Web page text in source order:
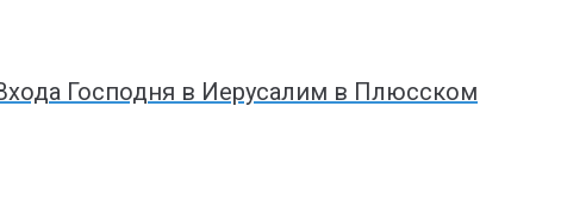
Господня в Иерусалим в Плюсском